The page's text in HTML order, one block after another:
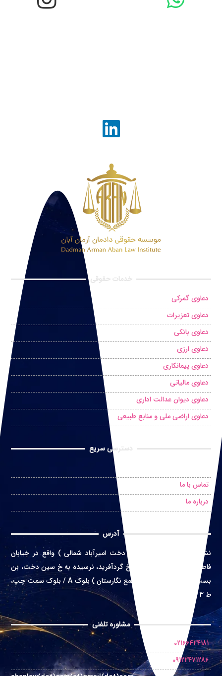
خدمات حقوقی
دعاوی گمرکی
دعاوی تعزیرات
دعاوی بانکی
دعاوی ارزی
دعاوی پیمانکاری
دعاوی مالیاتی
دعاوی دیوان عدالت اداری
دعاوی اراضی ملی و منابع طبیعی
دسترسی سریع
تماس با ما
درباره ما
آدرس
نشانی
تهران ( محله سین دخت امیرآباد شمالی ) واقع در خیابان
فاطمی غربی، خ اعتماد زاده، خ گردآفرید، نرسیده به خ سین دخت، بن
بست بهشت، پلاک 4 ( مجتمع نگارستان ) بلوک A / بلوک سمت چپ،
ط 3 واحد 10
مشاوره تلفنی
02166424181
09122471286